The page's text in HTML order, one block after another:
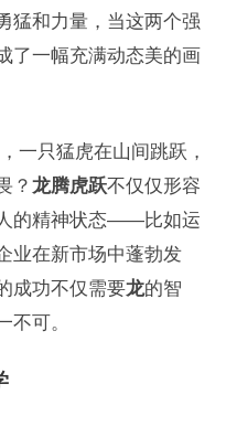
猛和力量，当这两个强
了一幅充满动态美的画
一只猛虎在山间跳跃，
？ 龙腾虎跃不仅仅形容
的精神状态——比如运
业在新市场中蓬勃发
成功不仅需要龙的智
不可。